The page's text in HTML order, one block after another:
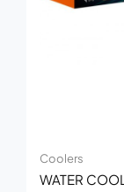
Coolers
WATER